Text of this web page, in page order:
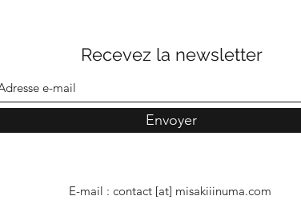
Recevez la newsletter
Envoyer
E-mail : contact [at] misakiiinuma.com